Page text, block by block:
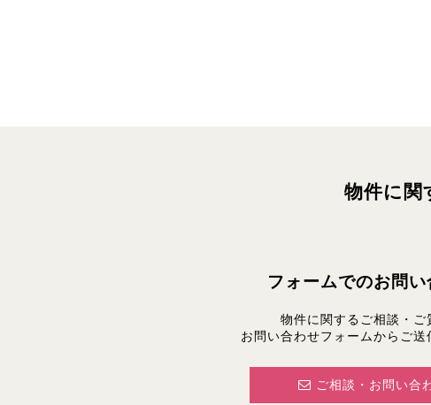
物件に関
フォームでのお問い
物件に関するご相談・ご
お問い合わせフォームからご送
ご相談・お問い合